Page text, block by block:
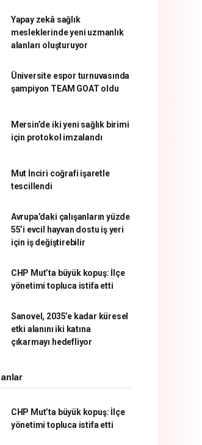
Yapay zekâ sağlık
mesleklerinde yeni uzmanlık
alanları oluşturuyor
Üniversite espor turnuvasında
şampiyon TEAM GOAT oldu
Mersin’de iki yeni sağlık birimi
için protokol imzalandı
Mut İnciri coğrafi işaretle
tescillendi
Avrupa’daki çalışanların yüzde
55’i evcil hayvan dostu iş yeri
için iş değiştirebilir
CHP Mut’ta büyük kopuş: İlçe
yönetimi topluca istifa etti
Sanovel, 2035’e kadar küresel
etki alanını iki katına
çıkarmayı hedefliyor
CHP Mut’ta büyük kopuş: İlçe
yönetimi topluca istifa etti